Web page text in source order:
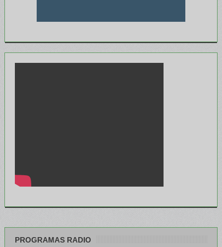
PROGRAMAS RADIO